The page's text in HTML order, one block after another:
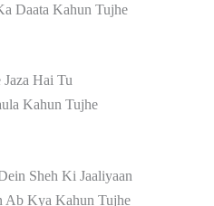
Daata Kahun Tujhe
Hai Tu
Kahun Tujhe
Sheh Ki Jaaliyaan
Ab Kya Kahun Tujhe